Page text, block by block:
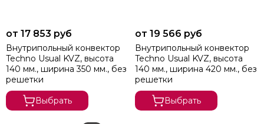
от 17 853 руб
Внутрипольный конвектор
Techno Usual KVZ, высота
140 мм., ширина 350 мм., без
решетки
Выбрать
от 19 566 руб
Внутрипольный конвектор
Techno Usual KVZ, высота
140 мм., ширина 420 мм., без
решетки
Выбрать